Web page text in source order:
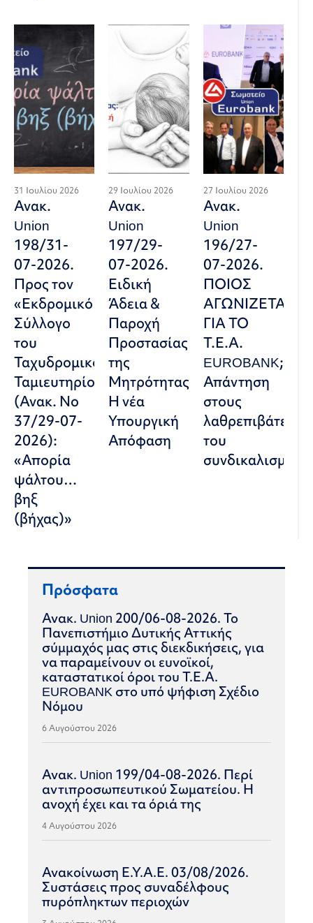
31 Ιουλίου 2026
Ανακ.
Union
198/31-
07-2026.
Προς τον
«Εκδρομικό
Σύλλογο
του
Ταχυδρομικού
Ταμιευτηρίου»
(Ανακ. Νο
37/29-07-
2026):
«Απορία
ψάλτου…
βηξ
(βήχας)»
29 Ιουλίου 2026
Ανακ.
Union
197/29-
07-2026.
Ειδική
Άδεια &
Παροχή
Προστασίας
της
Μητρότητας:
Η νέα
Υπουργική
Απόφαση
27 Ιουλίου 2026
Ανακ.
Union
196/27-
07-2026.
ΠΟΙΟΣ
ΑΓΩΝΙΖΕΤΑΙ
ΓΙΑ ΤΟ
Τ.Ε.Α.
EUROBANK;
Απάντηση
στους
λαθρεπιβάτες
του
συνδικαλισμού
Πρόσφατα
Ανακ. Union 200/06-08-2026. Το
Πανεπιστήμιο Δυτικής Αττικής
σύμμαχός μας στις διεκδικήσεις, για
να παραμείνουν οι ευνοϊκοί,
καταστατικοί όροι του Τ.Ε.Α.
EUROBANK στο υπό ψήφιση Σχέδιο
Νόμου
6 Αυγούστου 2026
Ανακ. Union 199/04-08-2026. Περί
αντιπροσωπευτικού Σωματείου. Η
ανοχή έχει και τα όριά της
4 Αυγούστου 2026
Ανακοίνωση Ε.Υ.Α.Ε. 03/08/2026.
Συστάσεις προς συναδέλφους
πυρόπληκτων περιοχών